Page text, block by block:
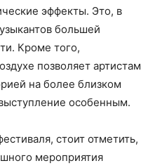
эффекты. Это, в
большей
Кроме того,
позволяет артистам
на более близком
особенным.
стоит отметить,
мероприятия